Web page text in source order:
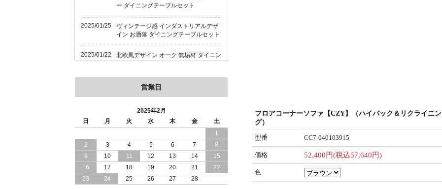
フロアコーナーソファ【CZY】（ハイバック＆リクライニン
グ）
型番 CC7-040103915
価格 52,400円(税込57,640円)
色
ー ダイニングテーブルセット
2025/01/25
ヴィンテージ感 インダストリアルデザ
イン お洒落 ダイニングテーブルセット
2025/01/22
北欧風デザイン オーク 無垢材 ダイニン
天然木 オーク 無垢材 上質感 北欧風デ
ザイン ダイニング
ハイバックチェア 伸縮式テーブル ダイ
ニングテーブルセット
2025/01/12
畳仕様の床板 和モダン 国産 収納力バツ
グン 跳ね上げ式 収納ベッド
2025/01/10
和モダン セキスイ 美草 ヘッドボードレ
ス 小上がり 大容量収納 跳ね上げ式 畳
営業日
2025年2月
日
月 火 水 木 金
土
1
2
3 4 5 6 7
8
9
10 11 12 13 14
15
16
17 18 19 20 21
22
23
24 25 26 27 28